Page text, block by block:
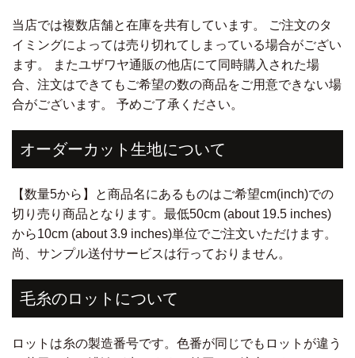
当店では複数店舗と在庫を共有しています。 ご注文のタ
イミングによっては売り切れてしまっている場合がござい
ます。 またユザワヤ通販の他店にて同時購入された場
合、注文はできてもご希望の数の商品をご用意できない場
合がございます。 予めご了承ください。
オーダーカット生地について
【数量5から】と商品名にあるものはご希望cm(inch)での
切り売り商品となります。最低50cm (about 19.5 inches)
から10cm (about 3.9 inches)単位でご注文いただけます。
尚、サンプル送付サービスは行っておりません。
毛糸のロットについて
ロットは糸の製造番号です。色番が同じでもロットが違う